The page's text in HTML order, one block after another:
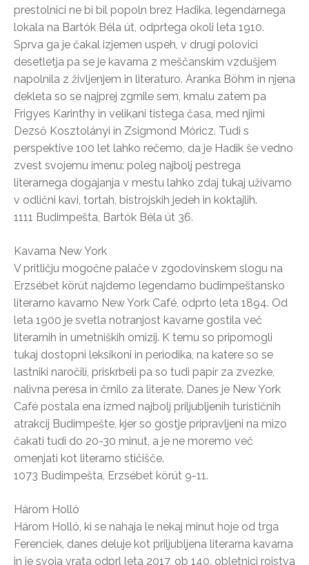
prestolnici ne bi bil popoln brez Hadika, legendarnega
lokala na Bartók Béla út, odprtega okoli leta 1910.
Sprva ga je čakal izjemen uspeh, v drugi polovici
desetletja pa se je kavarna z meščanskim vzdušjem
napolnila z življenjem in literaturo. Aranka Böhm in njena
dekleta so se najprej zgrnile sem, kmalu zatem pa
Frigyes Karinthy in velikani tistega časa, med njimi
Dezső Kosztolányi in Zsigmond Móricz. Tudi s
perspektive 100 let lahko rečemo, da je Hadik še vedno
zvest svojemu imenu: poleg najbolj pestrega
literarnega dogajanja v mestu lahko zdaj tukaj uživamo
v odlični kavi, tortah, bistrojskih jedeh in koktajlih.
1111 Budimpešta, Bartók Béla út 36.
Kavarna New York
V pritličju mogočne palače v zgodovinskem slogu na
Erzsébet körút najdemo legendarno budimpeštansko
literarno kavarno New York Café, odprto leta 1894. Od
leta 1900 je svetla notranjost kavarne gostila več
literarnih in umetniških omizij. K temu so pripomogli
tukaj dostopni leksikoni in periodika, na katere so se
lastniki naročili, priskrbeli pa so tudi papir za zvezke,
nalivna peresa in črnilo za literate. Danes je New York
Café postala ena izmed najbolj priljubljenih turističnih
atrakcij Budimpešte, kjer so gostje pripravljeni na mizo
čakati tudi do 20-30 minut, a je ne moremo več
omenjati kot literarno stičišče.
1073 Budimpešta, Erzsébet körút 9-11.
Három Holló
Három Holló, ki se nahaja le nekaj minut hoje od trga
Ferenciek, danes deluje kot priljubljena literarna kavarna
in je svoja vrata odprl leta 2017, ob 140. obletnici rojstva